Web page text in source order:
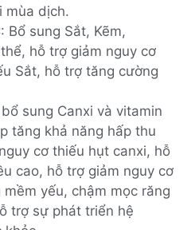
mùa dịch.
Bổ sung Sắt, Kẽm,
hỗ trợ giảm nguy cơ
Sắt, hỗ trợ tăng cường
sung Canxi và vitamin
tăng khả năng hấp thu
cơ thiếu hụt canxi, hỗ
cao, hỗ trợ giảm nguy cơ
yếu, chậm mọc răng
trợ sự phát triển hệ